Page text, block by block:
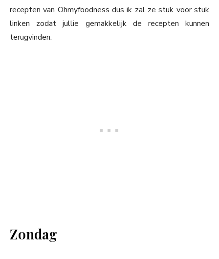
recepten van Ohmyfoodness dus ik zal ze stuk voor stuk
linken zodat jullie gemakkelijk de recepten kunnen
terugvinden.
Zondag